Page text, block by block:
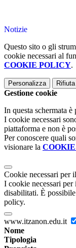
Notizie
Questo sito o gli
cookie necessari al
COOKIE POLICY.
Personalizza
Gestione cookie
In questa schermata
I cookie necessari
piattaforma e non è
Per conoscere quali
visionare la
Cookie necessari per
I cookie necessari per
disabilitati. È
policy.
www.itzanon.edu.it
Nome
Tipologia